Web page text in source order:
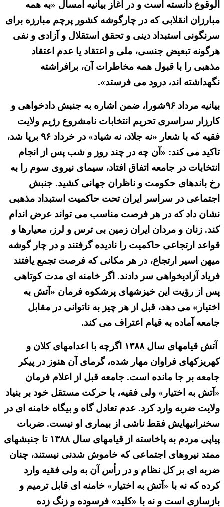
الوقوع دانسته است و در آغاز بیانیه امسال «به همه
مبارزان انقلابی که در چارگوشه کشور پرچم مبارزه برای
سرنگونی استبداد دینی و تحقق استقلال و آزادی و نفی
هرگونه تبعیض جنسی، ملی و اعتقاد یا عدم اعتقاد
مذهبی را با قبول همه مخاطرات آن، برافراشته
نگهداشته اند، درود می فرستد».
بیانیه مرداد ۹۶شورا، ضمن اشاره به جنبش دادخواهی و
کارزار سراسری تحریم انتخابات نامشروع رژیم ولایت
فقیه که با شعار «نه جلاد، نه شیاد» در خرداد ۹۶ برپا شد،
تاکید می کند: «آن چه در چند روز و شب پس از انجام
انتخابات در جامعه اتفاق افتاد، سیمای نیروی سوم را به
رخ باندهای حکومت و ناظران جهانی کشید. جنبش
اجتماعی در سراسر ایران تحت حاکمیت استبداد مذهبی
نشان داد که در هر فرصت مناسب می تواند عرض اندام
کند. زنان و مردان ایران زمین بی ترس و لرز، معیارها و
قواعد ارتجاعی حاکمیت را نادیده گرفتند و در چار گوشه
میهن اسیر ارتجاع، در هر مکانی که فرصت تجمع یافتند
فریاد آزادیخواهی سر دادند. اگر خامنه ای مدت کوتاهی
پس از رؤیت این خیزشهای پرشکوه فرمان «آتش به
اختیار» می دهد، قبل از هر چیز به ناتوانی در مقابل
جامعه آماده به قیام اعتراف می کند.
آتش قیامهای سال ۱۳۸۸ اگرچه با اعدامهای کلان و
کهریزکهای فراوان مهار شده، گرمای آن هنوز در پیکر
جامعه بر جا مانده است. جامعه قبل از اعلام فرمان
«آتش به اختیار» ولی فقیه، با حرکت مستقل خود بر بنیاد
ولایت ضربه وارد کرد. عدم تعادل گاه و بیگاه خامنه ای در
سخنرانیهایش فقط ناشی از بیماری او نیست. ضربات
پیاپی مردم به پاخاسته از قیامهای سال ۱۳۸۸ تا جنبشهای
ممتد نیروهای اجتماعی که خاموش شدنی نیستند، چنان
ضربه ای بر کل نظام و در رأس آن به ولی فقیه وارد
کرده که نه با «آتش به اختیار» خامنه ای قابل ترمیم و
بازسازی است و نه با «کلید» فرسوده و زنگ زده